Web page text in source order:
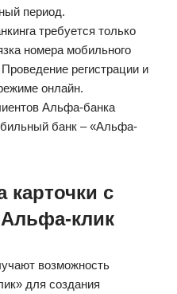
период.
требуется только
номера мобильного
регистрации и
онлайн.
Альфа-банка
банк – «Альфа-
карточки с
клик
возможность
для создания